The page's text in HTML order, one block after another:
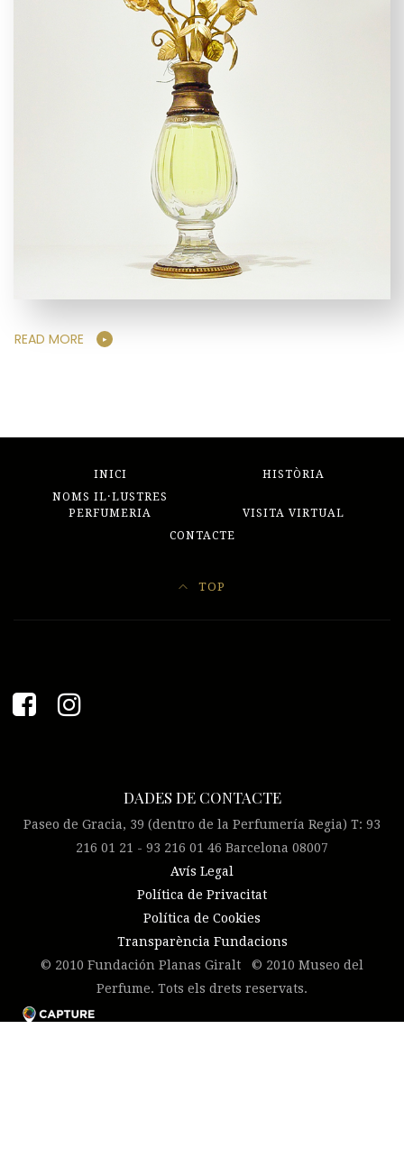
READ MORE
INICI
HISTÒRIA
NOMS IL·LUSTRES
PERFUMERIA
VISITA VIRTUAL
CONTACTE
TOP
DADES DE CONTACTE
Paseo de Gracia, 39 (dentro de la Perfumería Regia) T: 93
216 01 21 - 93 216 01 46 Barcelona 08007
Avís Legal
Política de Privacitat
Política de Cookies
Transparència Fundacions
© 2010 Fundación Planas Giralt © 2010 Museo del
Perfume. Tots els drets reservats.